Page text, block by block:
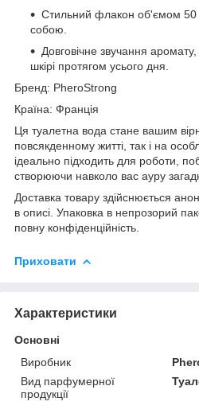
Стильний флакон об'ємом 50
собою.
Довговічне звучання аромату,
шкірі протягом усього дня.
Бренд: PheroStrong
Країна: Франція
Ця туалетна вода стане вашим
повсякденному житті, так і на
ідеально підходить для роботи,
створюючи навколо вас ауру
Доставка товару здійснюється
в описі. Упаковка в непрозорий
повну конфіденційність.
Приховати
Характеристики
Основні
Виробник
Вид парфумерної
продукції